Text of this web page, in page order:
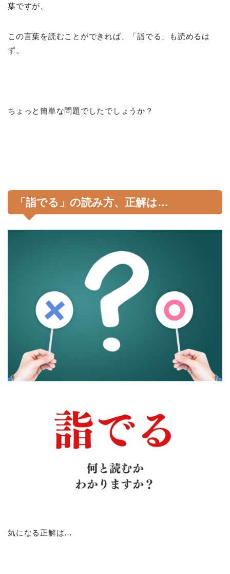
葉ですが、
この言葉を読むことができれば、「詣でる」も読めるは
ず。
ちょっと簡単な問題でしたでしょうか？
「詣でる」の読み方、正解は…
気になる正解は…